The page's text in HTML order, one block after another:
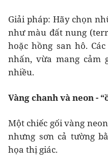
Giải pháp: Hãy chọn
như màu đất nung
hoặc hồng san hô.
nhấn, vừa mang cảm
nhiều.
Vàng chanh và neon -
Một chiếc gối vàng
nhưng sơn cả tường
họa thị giác.